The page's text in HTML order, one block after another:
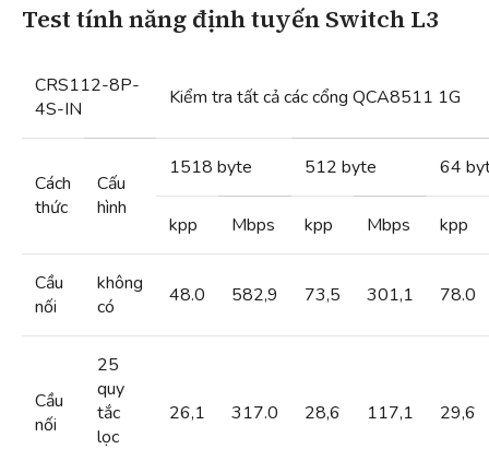
Test tính năng định tuyến Switch L3
CRS112-8P-
4S-IN
Kiểm tra tất cả các cổng QCA8511 1G
Cách
thức
Cấu
hình
1518 byte 512 byte 64
kpp Mbps kpp Mbps kpp
Cầu
nối
không
có
48.0 582,9 73,5 301,1 78.0
Cầu
nối
25
quy
tắc
lọc
26,1 317.0 28,6 117,1 29,6